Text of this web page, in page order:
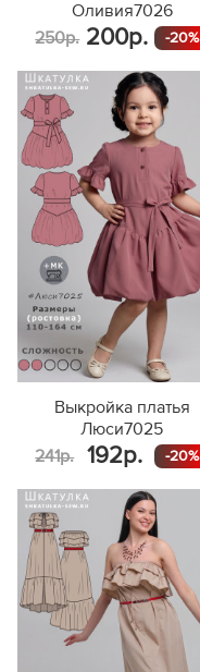
Оливия7026
250р. 200р. -20%
Выкройка платья
Люси7025
241р.
192р. -20%